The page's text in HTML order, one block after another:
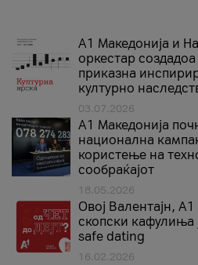
А1 Македонија и
оркестар
приказна
културно
03.07.2026
A1 Македонија
национална
користење на
сообраќајот
18.05.2026
Овој Валентајн,
скопски кафулиња
safe dating
16.02.2026